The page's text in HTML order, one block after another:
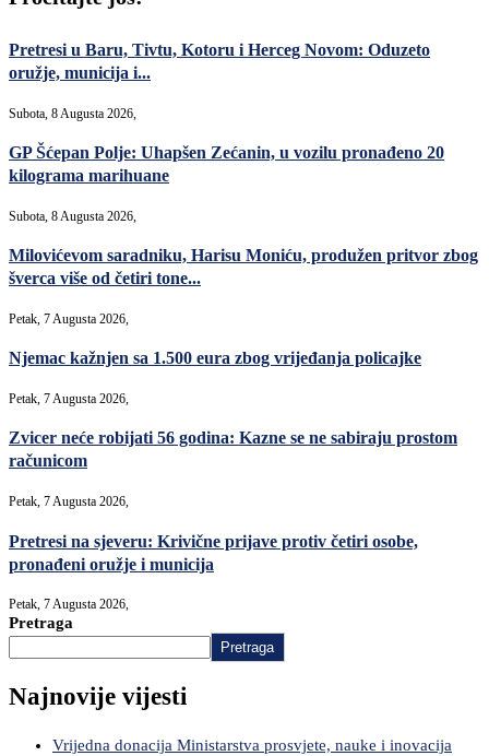
Pretresi u Baru, Tivtu, Kotoru i Herceg Novom: Oduzeto
oružje, municija i...
Subota, 8 Augusta 2026,
GP Šćepan Polje: Uhapšen Zećanin, u vozilu pronađeno 20
kilograma marihuane
Subota, 8 Augusta 2026,
Milovićevom saradniku, Harisu Moniću, produžen pritvor zbog
šverca više od četiri tone...
Petak, 7 Augusta 2026,
Njemac kažnjen sa 1.500 eura zbog vrijeđanja policajke
Petak, 7 Augusta 2026,
Zvicer neće robijati 56 godina: Kazne se ne sabiraju prostom
računicom
Petak, 7 Augusta 2026,
Pretresi na sjeveru: Krivične prijave protiv četiri osobe,
pronađeni oružje i municija
Petak, 7 Augusta 2026,
Pretraga
Pretraga
Najnovije vijesti
Vrijedna donacija Ministarstva prosvjete, nauke i inovacija